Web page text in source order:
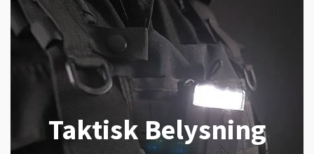
Taktisk Belysning